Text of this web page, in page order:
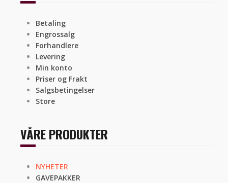
Betaling
Engrossalg
Forhandlere
Levering
Min konto
Priser og Frakt
Salgsbetingelser
Store
VÅRE PRODUKTER
NYHETER
GAVEPAKKER